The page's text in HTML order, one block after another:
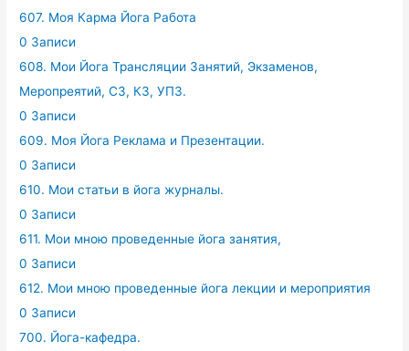
607. Моя Карма Йога Работа
0 Записи
608. Мои Йога Трансляции Занятий, Экзаменов,
Меропреятий, СЗ, КЗ, УПЗ.
0 Записи
609. Моя Йога Реклама и Презентации.
0 Записи
610. Мои статьи в йога журналы.
0 Записи
611. Мои мною проведенные йога занятия,
0 Записи
612. Мои мною проведенные йога лекции и мероприятия
0 Записи
700. Йога-кафедра.